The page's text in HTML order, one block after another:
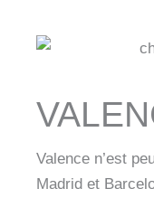
Valence n’est
Madrid et